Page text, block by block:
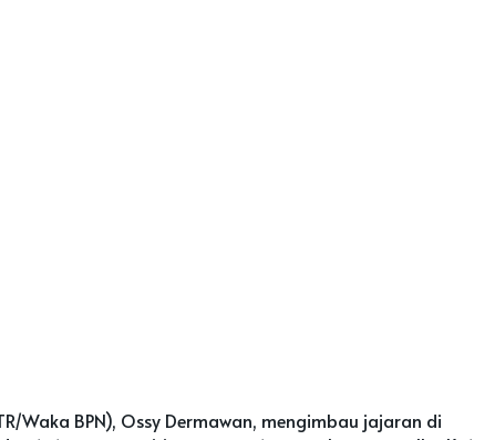
Waka BPN), Ossy Dermawan, mengimbau jajaran di